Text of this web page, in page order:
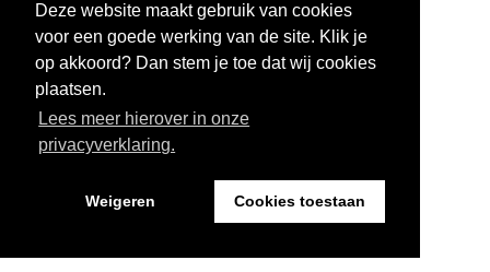
Deze website maakt gebruik van cookies
voor een goede werking van de site. Klik je
op akkoord? Dan stem je toe dat wij cookies
plaatsen.
Lees meer hierover in onze
privacyverklaring.
Weigeren Cookies toestaan
Ma t/m Vr 9:00 - 17:00
Website by The Cre8ion.Lab